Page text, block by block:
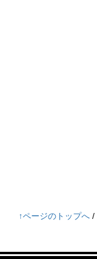
↑ページのトップへ/